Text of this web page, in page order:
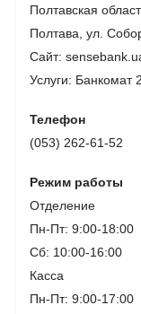
Полтавская
Полтава, ул.
Сайт:
Услуги: Банкомат
Телефон
(053) 262-61-52
Режим работы
Отделение
Пн-Пт: 9:00-18:00
Сб: 10:00-16:00
Касса
Пн-Пт: 9:00-17:00